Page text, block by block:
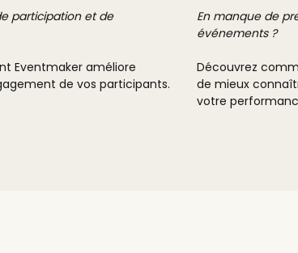
participation et de
Eventmaker améliore
de vos participants.
En manque de
événements ?
Découvrez
de mieux
votre